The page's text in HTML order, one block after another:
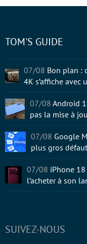
SUIVEZ-NOUS
TOM'S GUIDE
07/08 Bon plan :
4K s’affiche avec
07/08 Android
pas la mise à
07/08 Google
plus gros
07/08 iPhone
l’acheter à son